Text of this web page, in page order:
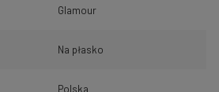
Glamour
Na płasko
Polska